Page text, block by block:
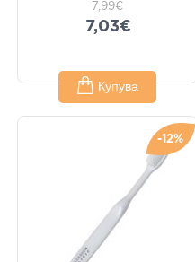
7,99€
7,03€
Купува
-12%